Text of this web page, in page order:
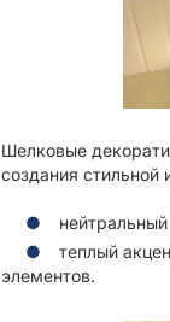
Шелковые
создания стильной
теплый
элементов.